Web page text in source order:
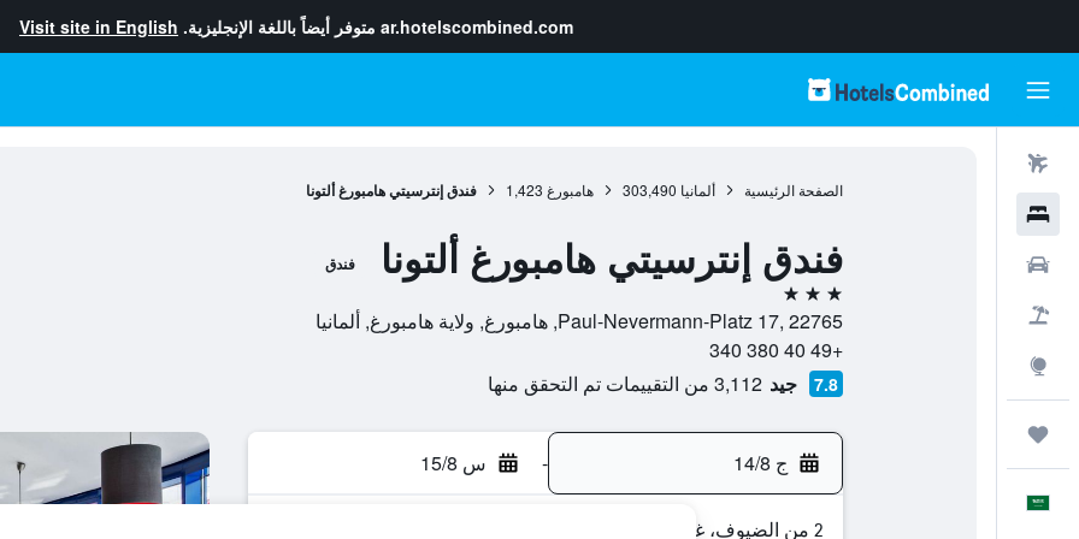
ar.hotelscombined.com متوفر أيضاً باللغة الإنجليزية. Visit site in English
الصفحة الرئيسية ألمانيا 303,490 هامبورغ 1,423 فندق إنترسيتي هامبورغ ألتونا
فندق إنترسيتي هامبورغ ألتونا فندق
3 نجوم
Paul-Nevermann-Platz 17, 22765, هامبورغ, ولاية هامبورغ, ألمانيا
+49 40 380 340
7.8 جيد 3,112 من التقييمات تم التحقق منها
ج 14/8 - س 15/8
2 من الضيوف، غرفة واحدة